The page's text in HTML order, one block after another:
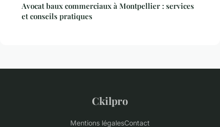
Avocat baux commerciaux à Montpellier : services
et conseils pratiques
Ckilpro
Mentions légalesContact